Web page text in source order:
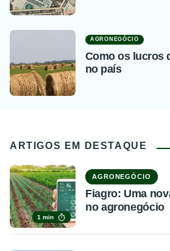
AGRONEGÓCIO
Como os lucros
no país
ARTIGOS EM DESTAQUE
1 min
AGRONEGÓCIO
Fiagro: Uma
no agronegócio